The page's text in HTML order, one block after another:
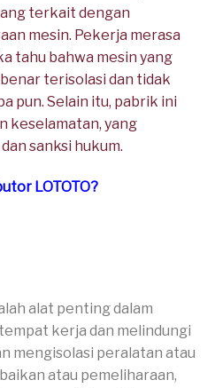
terkait dengan
mesin. Pekerja merasa
tahu bahwa mesin yang
terisolasi dan tidak
pun. Selain itu, pabrik ini
keselamatan, yang
sanksi hukum.
LOTOTO?
alat penting dalam
kerja dan melindungi
mengisolasi peralatan atau
atau pemeliharaan,